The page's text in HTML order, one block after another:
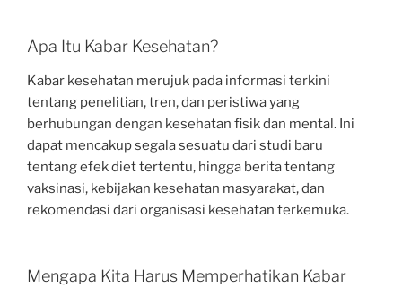
Apa Itu Kabar Kesehatan?
Kabar kesehatan merujuk pada informasi terkini
tentang penelitian, tren, dan peristiwa yang
berhubungan dengan kesehatan fisik dan mental. Ini
dapat mencakup segala sesuatu dari studi baru
tentang efek diet tertentu, hingga berita tentang
vaksinasi, kebijakan kesehatan masyarakat, dan
rekomendasi dari organisasi kesehatan terkemuka.
Mengapa Kita Harus Memperhatikan Kabar